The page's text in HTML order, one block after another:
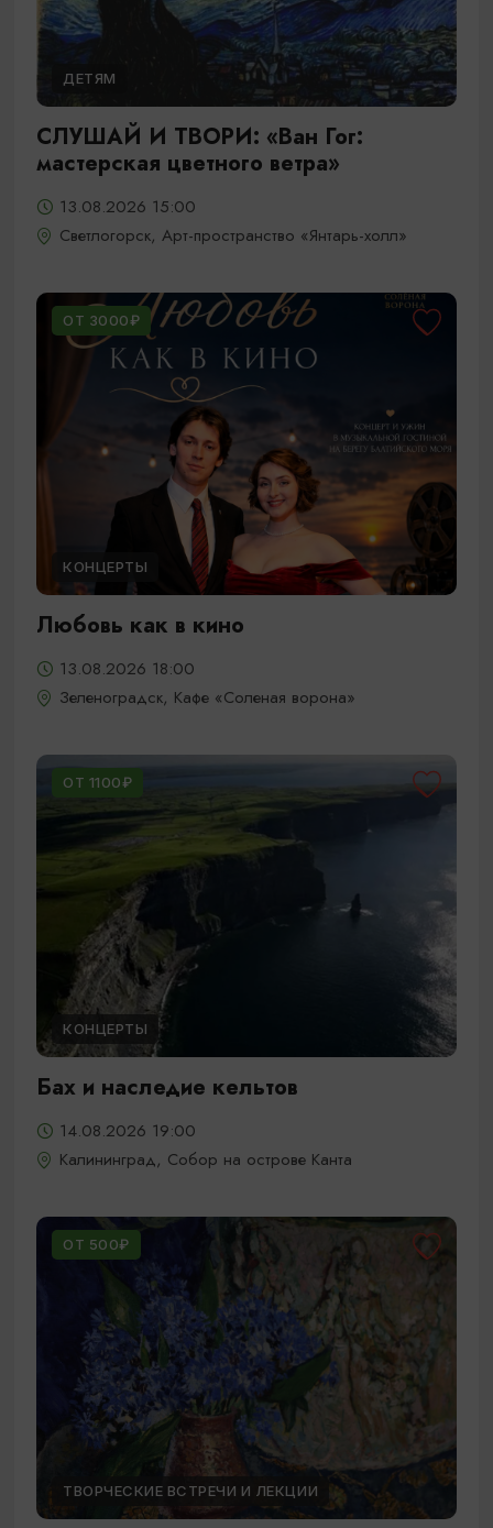
ДЕТЯМ
СЛУШАЙ И ТВОРИ: «Ван Гог:
мастерская цветного ветра»
13.08.2026 15:00
Светлогорск, Арт-пространство «Янтарь-холл»
ОТ 3000₽
КОНЦЕРТЫ
Любовь как в кино
13.08.2026 18:00
Зеленоградск, Кафе «Соленая ворона»
ОТ 1100₽
КОНЦЕРТЫ
Бах и наследие кельтов
14.08.2026 19:00
Калининград, Собор на острове Канта
ОТ 500₽
ТВОРЧЕСКИЕ ВСТРЕЧИ И ЛЕКЦИИ